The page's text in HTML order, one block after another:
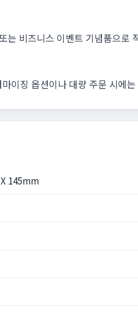
비즈니스 이벤트 기념품으로
이징 옵션이나 대량 주문 시에
145mm